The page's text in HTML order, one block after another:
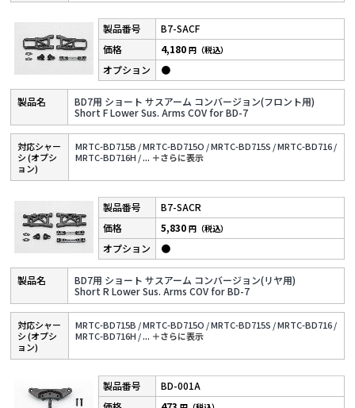
B7-SACF
BD7用 ショート サスアーム コンバージョン(フロント用)
Short F Lower Sus. Arms COV for BD-7
4,180円（税込）
●
対応シャー
シ (オプシ
ョン)
MRTC-BD715B /MRTC-BD715O /MRTC-BD715S /MRTC-BD716 /
MRTC-BD716H /... ＋さらに表⽰
B7-SACR
BD7用 ショート サスアーム コンバージョン(リヤ用)
Short R Lower Sus. Arms COV for BD-7
5,830円（税込）
●
対応シャー
シ (オプシ
ョン)
MRTC-BD715B /MRTC-BD715O /MRTC-BD715S /MRTC-BD716 /
MRTC-BD716H /... ＋さらに表⽰
BD-001A